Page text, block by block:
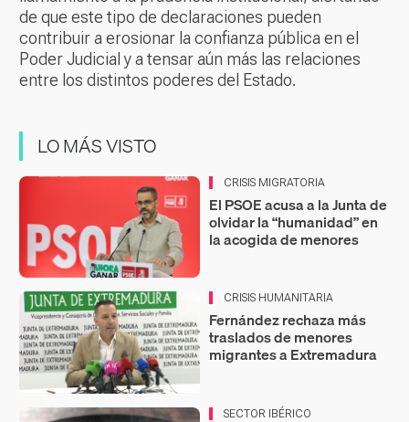
de que este tipo de declaraciones pueden
contribuir a erosionar la confianza pública en el
Poder Judicial y a tensar aún más las relaciones
entre los distintos poderes del Estado.
LO MÁS VISTO
CRISIS MIGRATORIA
El PSOE acusa a la Junta de
olvidar la “humanidad” en
la acogida de menores
CRISIS HUMANITARIA
Fernández rechaza más
traslados de menores
migrantes a Extremadura
SECTOR IBÉRICO